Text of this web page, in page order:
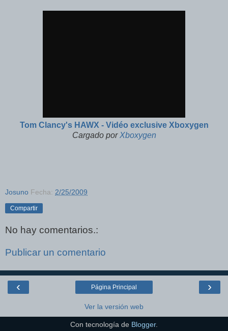
Tom Clancy's HAWX - Vidéo exclusive Xboxygen
Cargado por Xboxygen
Josuno Fecha: 2/25/2009
Compartir
No hay comentarios.:
Publicar un comentario
‹ ›
Página Principal
Ver la versión web
Con tecnología de Blogger.